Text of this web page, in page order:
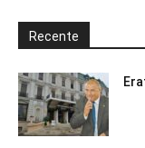
Recente